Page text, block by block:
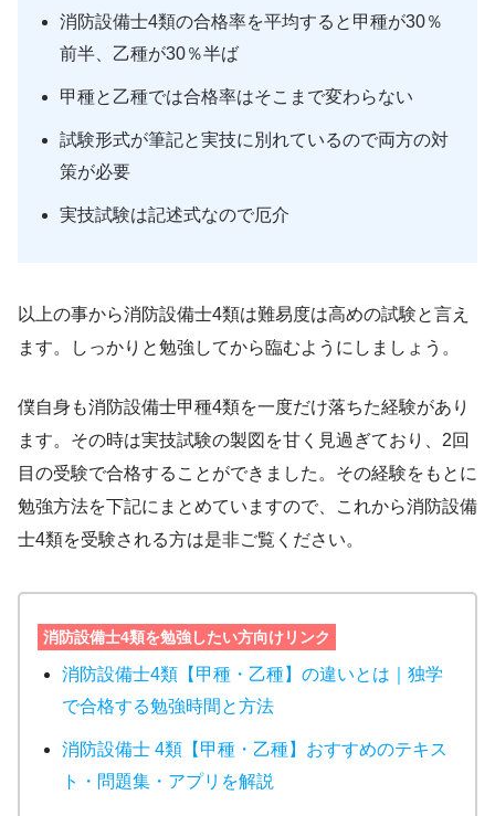
消防設備士4類の合格率を平均すると甲種が30％
前半、乙種が30％半ば
甲種と乙種では合格率はそこまで変わらない
試験形式が筆記と実技に別れているので両方の対
策が必要
実技試験は記述式なので厄介
以上の事から消防設備士4類は難易度は高めの試験と言え
ます。しっかりと勉強してから臨むようにしましょう。
僕自身も消防設備士甲種4類を一度だけ落ちた経験があり
ます。その時は実技試験の製図を甘く見過ぎており、2回
目の受験で合格することができました。その経験をもとに
勉強方法を下記にまとめていますので、これから消防設備
士4類を受験される方は是非ご覧ください。
消防設備士4類を勉強したい方向けリンク
消防設備士4類【甲種・乙種】の違いとは｜独学
で合格する勉強時間と方法
消防設備士 4類【甲種・乙種】おすすめのテキス
ト・問題集・アプリを解説